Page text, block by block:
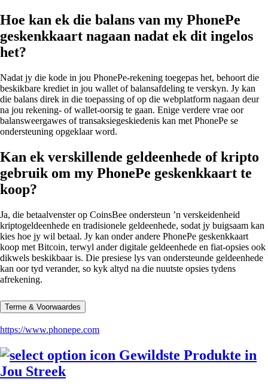
Hoe kan ek die balans van my PhonePe
geskenkkaart nagaan nadat ek dit ingelos
het?
Nadat jy die kode in jou PhonePe-rekening toegepas het, behoort die
beskikbare krediet in jou wallet of balansafdeling te verskyn. Jy kan
die balans direk in die toepassing of op die webplatform nagaan deur
na jou rekening- of wallet-oorsig te gaan. Enige verdere vrae oor
balansweergawes of transaksiegeskiedenis kan met PhonePe se
ondersteuning opgeklaar word.
Kan ek verskillende geldeenhede of kripto
gebruik om my PhonePe geskenkkaart te
koop?
Ja, die betaalvenster op CoinsBee ondersteun ’n verskeidenheid
kriptogeldeenhede en tradisionele geldeenhede, sodat jy buigsaam kan
kies hoe jy wil betaal. Jy kan onder andere PhonePe geskenkkaart
koop met Bitcoin, terwyl ander digitale geldeenhede en fiat-opsies ook
dikwels beskikbaar is. Die presiese lys van ondersteunde geldeenhede
kan oor tyd verander, so kyk altyd na die nuutste opsies tydens
afrekening.
Terme & Voorwaardes
https://www.phonepe.com
Gewildste Produkte in
Jou Streek